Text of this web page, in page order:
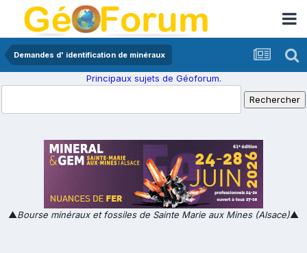
Demandes d' identification de minéraux
Principaux sujets de Géoforum.
▲Bourse minéraux et fossiles de Sainte Marie aux Mines (Alsace)▲